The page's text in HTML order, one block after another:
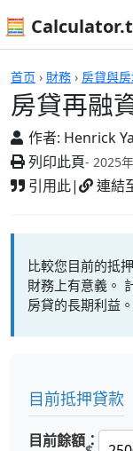
🧮
首页 › 財務 › 房貸與
房貸再融
作者: Henrick
列印此頁- 2025
引用此| 連結
計算機
比較您目前的抵
財務上有意義。
房貸的長期利益。
目前抵押貸款
目前餘額：